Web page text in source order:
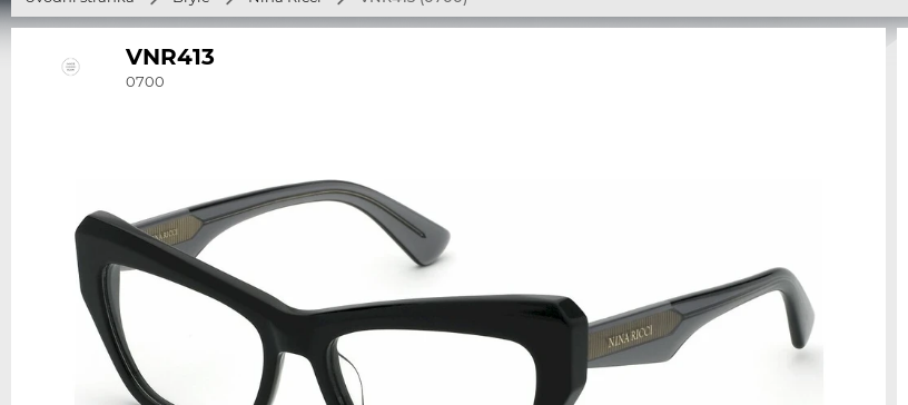
VNR413
0700